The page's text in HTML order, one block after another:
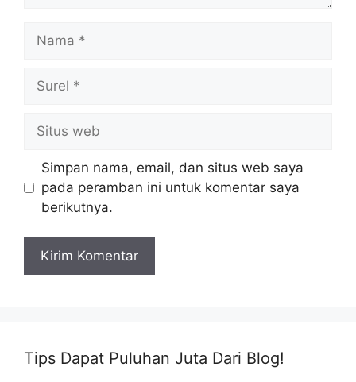
web
Simpan nama, email, dan situs web saya
pada peramban ini untuk komentar saya
berikutnya.
Tips Dapat Puluhan Juta Dari Blog!